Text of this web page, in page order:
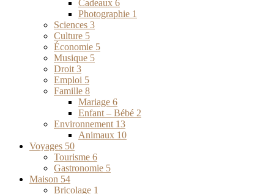
Cadeaux 6
Photographie 1
Sciences 3
Culture 5
Économie 5
Musique 5
Droit 3
Emploi 5
Famille 8
Mariage 6
Enfant – Bébé 2
Environnement 13
Animaux 10
Voyages 50
Tourisme 6
Gastronomie 5
Maison 54
Bricolage 1